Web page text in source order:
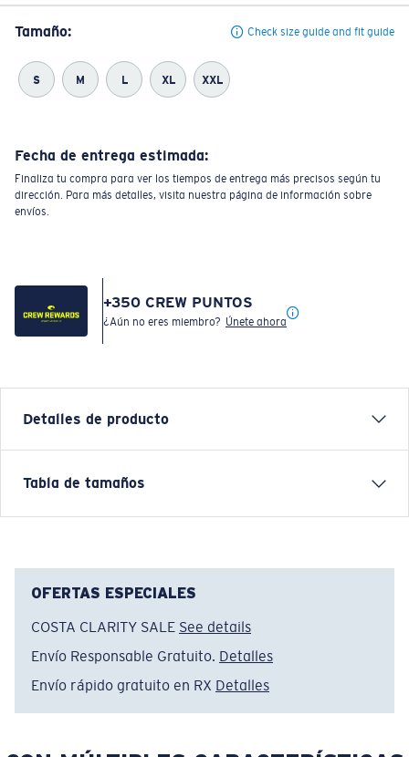
Tamaño: Check size guide and fit guide
S M L XL XXL
Fecha de entrega estimada:
Finaliza tu compra para ver los tiempos de entrega más precisos según tu
dirección. Para más detalles, visita nuestra página de información sobre
envíos.
+350 CREW PUNTOS
¿Aún no eres miembro? Únete ahora
Detalles de producto
Artículo n.°:FQA401361-29S
Tabla de tamaños
OFERTAS ESPECIALES
COSTA CLARITY SALE See details
Envío Responsable Gratuito. Detalles
Envío rápido gratuito en RX Detalles